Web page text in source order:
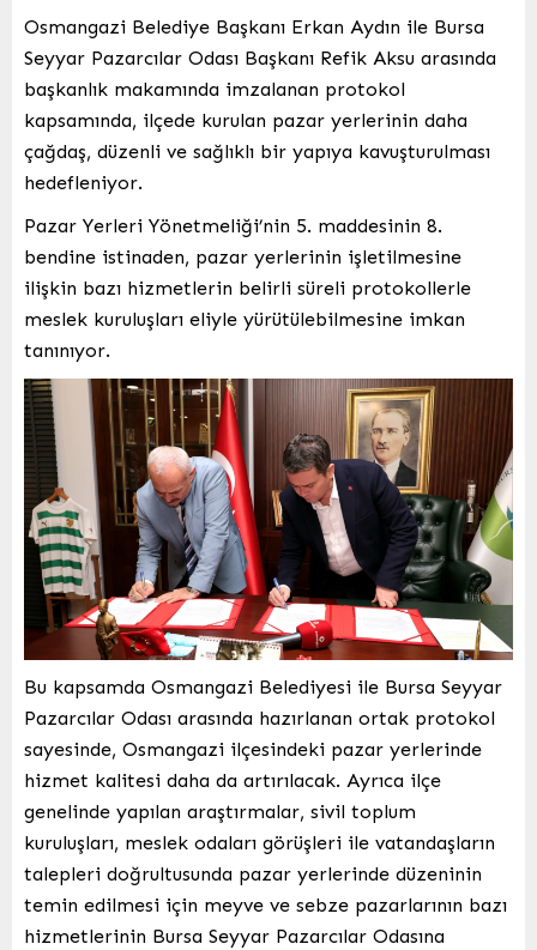
Osmangazi Belediye Başkanı Erkan Aydın ile Bursa
Seyyar Pazarcılar Odası Başkanı Refik Aksu arasında
başkanlık makamında imzalanan protokol
kapsamında, ilçede kurulan pazar yerlerinin daha
çağdaş, düzenli ve sağlıklı bir yapıya kavuşturulması
hedefleniyor.
Pazar Yerleri Yönetmeliği’nin 5. maddesinin 8.
bendine istinaden, pazar yerlerinin işletilmesine
ilişkin bazı hizmetlerin belirli süreli protokollerle
meslek kuruluşları eliyle yürütülebilmesine imkan
tanınıyor.
Bu kapsamda Osmangazi Belediyesi ile Bursa Seyyar
Pazarcılar Odası arasında hazırlanan ortak protokol
sayesinde, Osmangazi ilçesindeki pazar yerlerinde
hizmet kalitesi daha da artırılacak. Ayrıca ilçe
genelinde yapılan araştırmalar, sivil toplum
kuruluşları, meslek odaları görüşleri ile vatandaşların
talepleri doğrultusunda pazar yerlerinde düzeninin
temin edilmesi için meyve ve sebze pazarlarının bazı
hizmetlerinin Bursa Seyyar Pazarcılar Odasına